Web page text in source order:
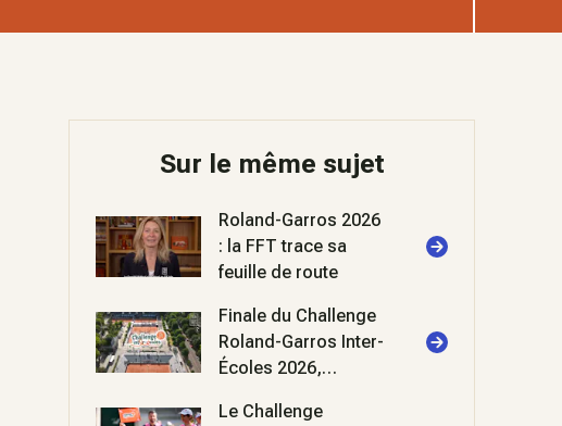
Sur le même sujet
Roland-Garros 2026
: la FFT trace sa
feuille de route
Finale du Challenge
Roland-Garros Inter-
Écoles 2026,
Le Challenge